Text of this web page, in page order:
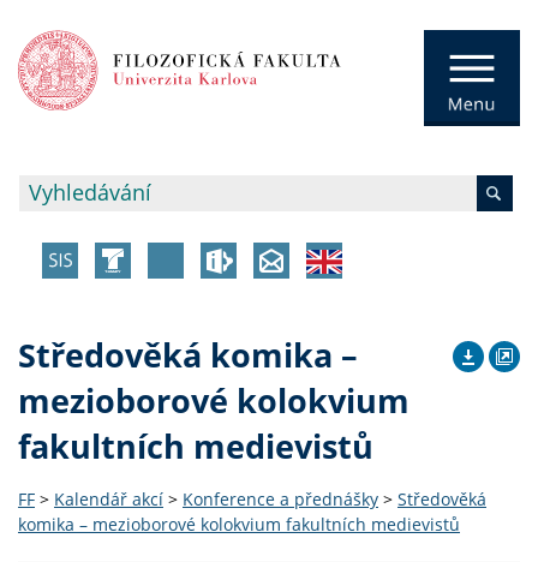
Středověká komika –
mezioborové kolokvium
fakultních medievistů
FF > Kalendář akcí > Konference a přednášky > Středověká
komika – mezioborové kolokvium fakultních medievistů